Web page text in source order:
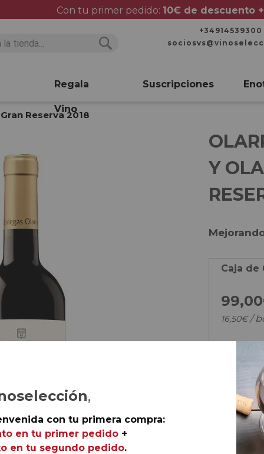
Con tu primer pedido: 10€ de descuento
+34914539300
Regala
Vino
Suscripciones
Reserva 2018
Y
Caja de
99,00
16,50€/
5€
,
con tu primera compra:
en tu primer pedido+
en tu segundo pedido.